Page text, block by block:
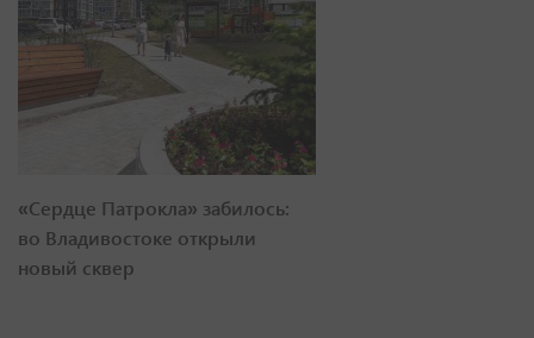
«Сердце Патрокла» забилось:
во Владивостоке открыли
новый сквер